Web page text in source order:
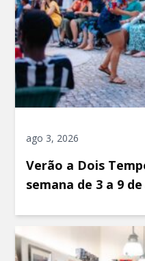
ago 3, 2026
Verão a Dois
semana de 3 a 9